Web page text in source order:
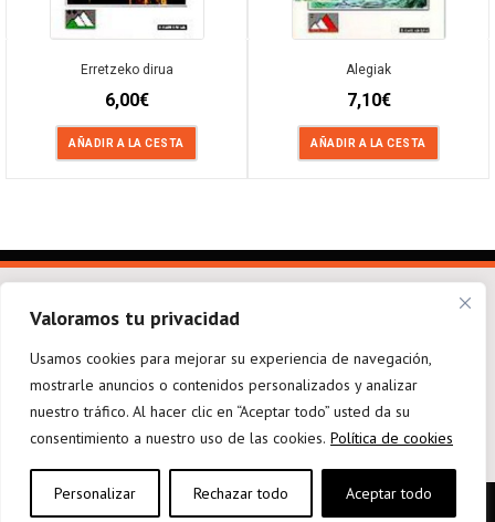
Valoramos tu privacidad
Usamos cookies para mejorar su experiencia de navegación,
mostrarle anuncios o contenidos personalizados y analizar
nuestro tráfico. Al hacer clic en “Aceptar todo” usted da su
consentimiento a nuestro uso de las cookies. Política de cookies
Personalizar Rechazar todo Aceptar todo
Erretzeko dirua
6,00€
AÑADIR A LA CESTA
Alegiak
7,10€
AÑADIR A LA CESTA
elkarargitaletxea@elkar.eus
943 310 267
Haizpea Poligonoa, 1. 20150 Aduna.
Aviso legal